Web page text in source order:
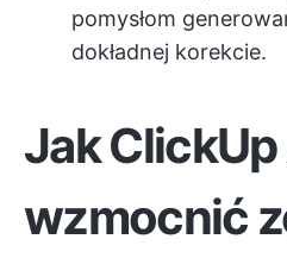
pomysłom
dokładnej korekcie.
Jak
wzmocnić